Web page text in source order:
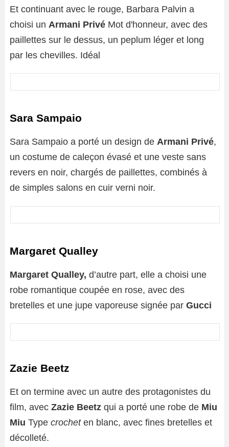
Et continuant avec le rouge, Barbara Palvin a
choisi un Armani Privé Mot d'honneur, avec des
paillettes sur le dessus, un peplum léger et long
par les chevilles. Idéal
Sara Sampaio
Sara Sampaio a porté un design de Armani Privé,
un costume de caleçon évasé et une veste sans
revers en noir, chargés de paillettes, combinés à
de simples salons en cuir verni noir.
Margaret Qualley
Margaret Qualley, d’autre part, elle a choisi une
robe romantique coupée en rose, avec des
bretelles et une jupe vaporeuse signée par Gucci
Zazie Beetz
Et on termine avec un autre des protagonistes du
film, avec Zazie Beetz qui a porté une robe de Miu
Miu Type crochet en blanc, avec fines bretelles et
décolleté.